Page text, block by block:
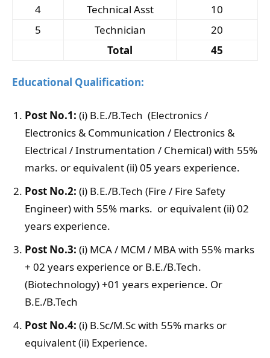
4
Technical Asst
10
5
Technician
20
Total
45
Educational Qualification:
Post No.1: (i) B.E./B.Tech (Electronics /
Electronics & Communication / Electronics &
Electrical / Instrumentation / Chemical) with 55%
marks. or equivalent (ii) 05 years experience.
Post No.2: (i) B.E./B.Tech (Fire / Fire Safety
Engineer) with 55% marks. or equivalent (ii) 02
years experience.
Post No.3: (i) MCA / MCM / MBA with 55% marks
+ 02 years experience or B.E./B.Tech.
(Biotechnology) +01 years experience. Or
B.E./B.Tech
Post No.4: (i) B.Sc/M.Sc with 55% marks or
equivalent (ii) Experience.